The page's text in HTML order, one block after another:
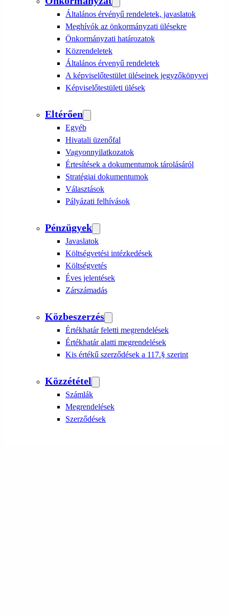
Általános érvényű rendeletek, javaslatok
Meghívók az önkormányzati ülésekre
Önkormányzati határozatok
Közrendeletek
Általános érvenyű rendeletek
A képviselőtestület üléseinek jegyzőkönyvei
Képviselőtestületi ülések
Eltérően
Egyéb
Hivatali üzenőfal
Vagyonnyilatkozatok
Értesítések a dokumentumok tárolásáról
Stratégiai dokumentumok
Választások
Pályázati felhívások
Pénzügyek
Javaslatok
Költségvetési intézkedések
Költségvetés
Éves jelentések
Zárszámadás
Közbeszerzés
Értékhatár feletti megrendelések
Értékhatár alatti megrendelések
Kis értékű szerződések a 117.§ szerint
Közzététel
Számlák
Megrendelések
Szerződések